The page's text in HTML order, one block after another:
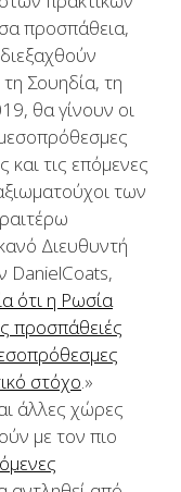
προσπάθεια,
Σουηδία, τη
θα γίνουν οι
τις επόμενες
των
Διευθυντή
DanielCoats,
ότι η Ρωσία
προσπάθειές
στόχο.»
άλλες χώρες
με τον πιο